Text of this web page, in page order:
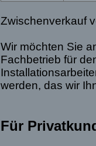
Zwischenverkauf
Wir möchten Sie
Fachbetrieb für
werden, das wir
Für